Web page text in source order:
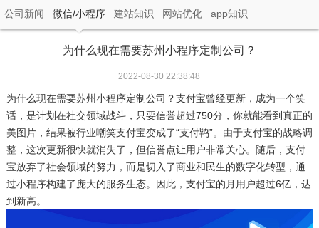
公司新闻 微信/小程序 建站知识 网站优化 app知识
为什么现在需要苏州小程序定制公司？
2022-08-30 22:38:48
为什么现在需要苏州小程序定制公司？支付宝曾经更新，成为一个笑
话，是计划在社交领域战斗，只要信誉超过750分，你就能看到真正的
美图片，结果被行业嘲笑支付宝变成了“支付鸨”。由于支付宝的战略调
整，这次更新很快就消失了，但信誉点让用户非常关心。随后，支付
宝放弃了社会领域的努力，而是切入了商业和民生的数字化转型，通
过小程序构建了庞大的服务生态。因此，支付宝的月用户超过6亿，达
到新高。